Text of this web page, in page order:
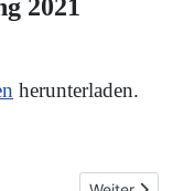
2021
herunterladen.